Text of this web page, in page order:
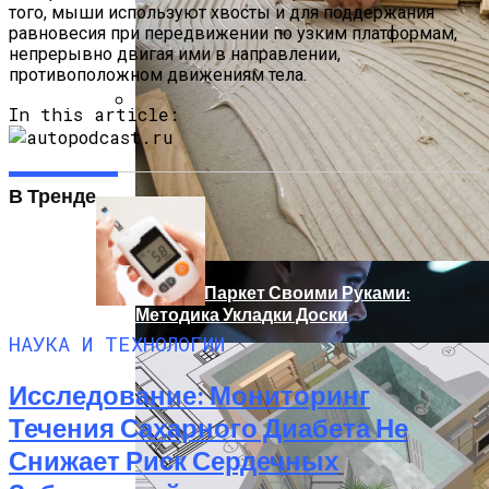
Новый Метод Сканирования Мозга
Помогает Выявить Причины
Депрессии
Кладем Паркет Своими Руками:
Методика Укладки Доски
того, мыши используют хвосты и для поддержания
равновесия при передвижении по узким платформам,
непрерывно двигая ими в направлении,
противоположном движениям тела.
In this article:
В Тренде
НАУКА И ТЕХНОЛОГИИ
Исследование: Мониторинг
Течения Сахарного Диабета Не
Снижает Риск Сердечных